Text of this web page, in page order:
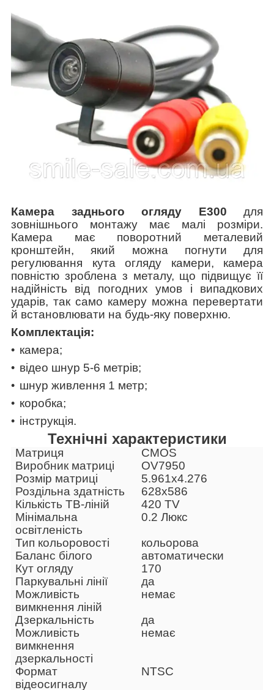
Камера заднього огляду E300 для
зовнішнього монтажу має малі розміри.
Камера має поворотний металевий
кронштейн, який можна погнути для
регулювання кута огляду камери, камера
повністю зроблена з металу, що підвищує її
надійність від погодних умов і випадкових
ударів, так само камеру можна перевертати
й встановлювати на будь-яку поверхню.
Комплектація:
камера;
відео шнур 5-6 метрів;
шнур живлення 1 метр;
коробка;
інструкція.
Технічні характеристики
Матриця
CMOS
Виробник матриці
OV7950
Розмір матриці
5.961х4.276
Роздільна здатність
628x586
Кількість ТВ-ліній
420 TV
Мінімальна
освітленість
0.2 Люкс
Тип кольоровості
кольорова
Баланс білого
автоматически
Кут огляду
170
Паркувальні лінії
да
Можливість
вимкнення ліній
немає
Дзеркальність
да
Можливість
вимкнення
дзеркальності
немає
Формат
відеосигналу
NTSC